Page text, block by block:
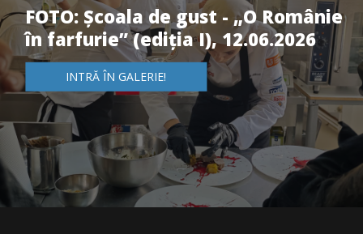
FOTO: Școala de gust - „O Românie
în farfurie” (ediția I), 12.06.2026
INTRĂ ÎN GALERIE!